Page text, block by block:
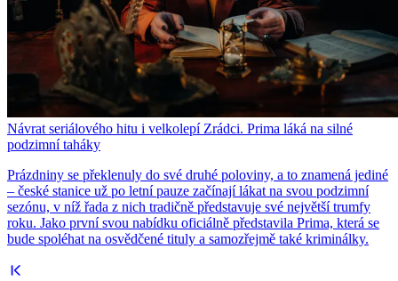
Návrat seriálového hitu i velkolepí Zrádci. Prima láká na silné
podzimní taháky
Prázdniny se překlenuly do své druhé poloviny, a to znamená jediné
– české stanice už po letní pauze začínají lákat na svou podzimní
sezónu, v níž řada z nich tradičně představuje své největší trumfy
roku. Jako první svou nabídku oficiálně představila Prima, která se
bude spoléhat na osvědčené tituly a samozřejmě také kriminálky.